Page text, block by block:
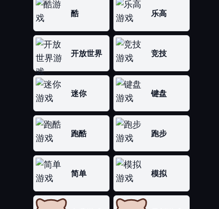
酷 乐高
开放世界 竞技
迷你 键盘
跑酷 跑步
简单 模拟